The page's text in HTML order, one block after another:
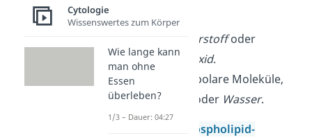
sich hierbei um …
Sauerstoffoder
Kohlenstoffdioxid.
kleine oder unpolare Moleküle,
wieHarnstoff oder Wasser.
Phospholipid-
Cytologie
Wissenswertes zum Körper
Wie lange kann
man ohne
Essen
überleben?
1/3 – Dauer: 04:27